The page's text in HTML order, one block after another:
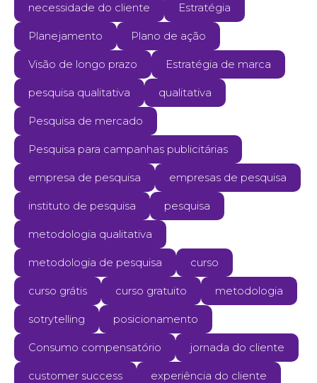
necessidade do cliente Estratégia
Planejamento Plano de ação
Visão de longo prazo Estratégia de marca
pesquisa qualitativa qualitativa
Pesquisa de mercado
Pesquisa para campanhas publicitárias
empresa de pesquisa empresas de pesquisa
instituto de pesquisa pesquisa
metodologia qualitativa
metodologia de pesquisa curso
curso grátis curso gratuito metodologia
sotrytelling posicionamento
Consumo compensatório jornada do cliente
customer success experiência do cliente